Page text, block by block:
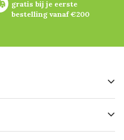
gratis bij je eerste
bestelling vanaf €200